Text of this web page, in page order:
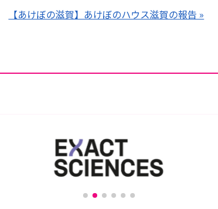
【あけぼの滋賀】あけぼのハウス滋賀の報告 »